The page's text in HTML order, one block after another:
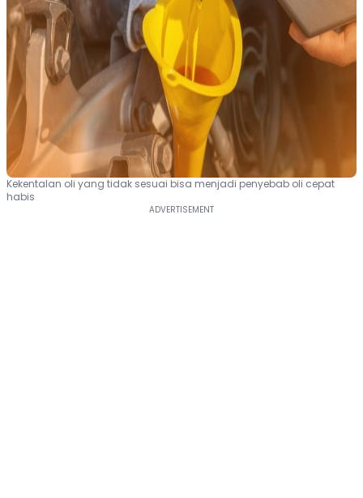
Kekentalan oli yang tidak sesuai bisa menjadi penyebab oli cepat
habis